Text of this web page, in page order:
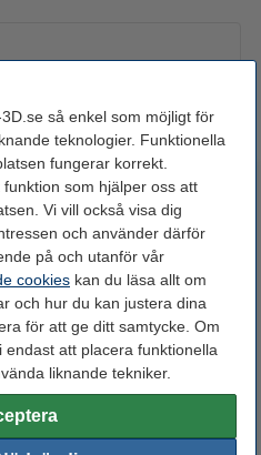
så enkel som möjligt för
teknologier. Funktionella
fungerar korrekt.
som hjälper oss att
Vi vill också visa dig
och använder därför
på och utanför vår
cookies kan du läsa allt om
och hur du kan justera dina
för att ge ditt samtycke. Om
att placera funktionella
liknande tekniker.
produkter
123-3D Efterbehandlingsset för
3D-utskrifter